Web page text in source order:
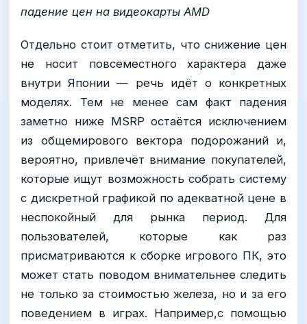
падение цен на видеокарты AMD
Отдельно стоит отметить, что снижение цен
не носит повсеместного характера даже
внутри Японии — речь идёт о конкретных
моделях. Тем не менее сам факт падения
заметно ниже MSRP остаётся исключением
из общемирового вектора подорожаний и,
вероятно, привлечёт внимание покупателей,
которые ищут возможность собрать систему
с дискретной графикой по адекватной цене в
неспокойный для рынка период. Для
пользователей, которые как раз
присматриваются к сборке игрового ПК, это
может стать поводом внимательнее следить
не только за стоимостью железа, но и за его
поведением в играх. Например,с помощью